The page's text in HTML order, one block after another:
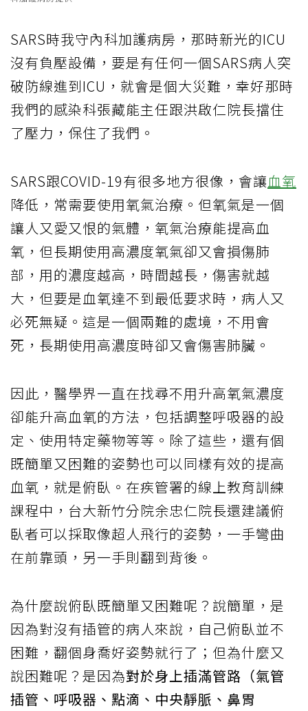
SARS時我守內科加護病房，那時新光的ICU
沒有負壓設備，要是有任何一個SARS病人突
破防線進到ICU，就會是個大災難，幸好那時
我們的感染科張藏能主任跟洪啟仁院長擋住
了壓力，保住了我們。
SARS跟COVID-19有很多地方很像，會讓血氧
降低，常需要使用氧氣治療。但氧氣是一個
讓人又愛又恨的氣體，氧氣治療能提高血
氧，但長期使用高濃度氧氣卻又會損傷肺
部，用的濃度越高，時間越長，傷害就越
大，但要是血氧達不到最低要求時，病人又
必死無疑。這是一個兩難的處境，不用會
死，長期使用高濃度時卻又會傷害肺臟。
因此，醫學界一直在找尋不用升高氧氣濃度
卻能升高血氧的方法，包括調整呼吸器的設
定、使用特定藥物等等。除了這些，還有個
既簡單又困難的姿勢也可以同樣有效的提高
血氧，就是俯臥。在疾管署的線上教育訓練
課程中，台大新竹分院余忠仁院長還建議俯
臥者可以採取像超人飛行的姿勢，一手彎曲
在前靠頭，另一手則翻到背後。
為什麼說俯臥既簡單又困難呢？說簡單，是
因為對沒有插管的病人來說，自己俯臥並不
困難，翻個身喬好姿勢就行了；但為什麼又
說困難呢？是因為對於身上插滿管路（氣管
插管、呼吸器、點滴、中央靜脈、鼻胃